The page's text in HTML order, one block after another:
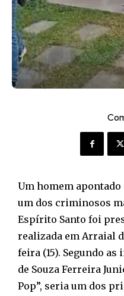
Um homem
um dos criminosos
Espírito Santo foi
realizada em Arraial
feira (15). Segundo as
de Souza Ferreira
Pop”, seria um dos